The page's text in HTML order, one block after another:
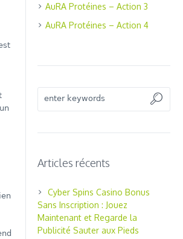
AuRA Protéines – Action 3
AuRA Protéines – Action 4
Articles récents
Cyber Spins Casino Bonus
Sans Inscription : Jouez
Maintenant et Regarde la
Publicité Sauter aux Pieds